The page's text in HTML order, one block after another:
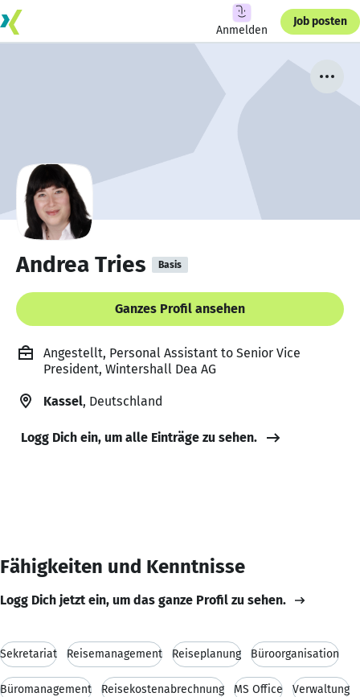
Anmelden
Job posten
Andrea Tries Basis
Ganzes Profil ansehen
Angestellt, Personal Assistant to Senior Vice
President, Wintershall Dea AG
Kassel, Deutschland
Logg Dich ein, um alle Einträge zu sehen.
Fähigkeiten und Kenntnisse
Logg Dich jetzt ein, um das ganze Profil zu sehen.
Sekretariat Reisemanagement Reiseplanung Büroorganisation
Büromanagement Reisekostenabrechnung MS Office Verwaltung